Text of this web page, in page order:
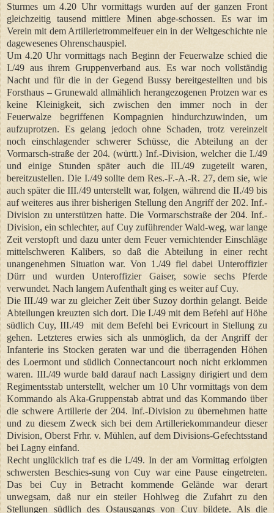
Sturmes um 4.20 Uhr vormittags wurden auf der ganzen Front
gleichzeitig tausend mittlere Minen abge-schossen. Es war im
Verein mit dem Artillerietrommelfeuer ein in der Weltgeschichte nie
dagewesenes Ohrenschauspiel.
Um 4.20 Uhr vormittags nach Beginn der Feuerwalze schied die
I./49 aus ihrem Gruppenverband aus. Es war noch vollständig
Nacht und für die in der Gegend Bussy bereitgestellten und bis
Forsthaus – Grunewald allmählich herangezogenen Protzen war es
keine Kleinigkeit, sich zwischen den immer noch in der
Feuerwalze begriffenen Kompagnien hindurchzuwinden, um
aufzuprotzen. Es gelang jedoch ohne Schaden, trotz vereinzelt
noch einschlagender schwerer Schüsse, die Abteilung an der
Vormarsch-straße der 204. (württ.) Inf.-Division, welcher die I./49
und einige Stunden später auch die III./49 zugeteilt waren,
bereitzustellen. Die I./49 sollte dem Res.-F.-A.-R. 27, dem sie, wie
auch später die III./49 unterstellt war, folgen, während die II./49 bis
auf weiteres aus ihrer bisherigen Stellung den Angriff der 202. Inf.-
Division zu unterstützen hatte. Die Vormarschstraße der 204. Inf.-
Division, ein schlechter, auf Cuy zuführender Wald-weg, war lange
Zeit verstopft und dazu unter dem Feuer vernichtender Einschläge
mittelschweren Kalibers, so daß die Abteilung in einer recht
unangenehmen Situation war. Von 1./49 fiel dabei Unteroffizier
Dürr und wurden Unteroffizier Gaiser, sowie sechs Pferde
verwundet. Nach langem Aufenthalt ging es weiter auf Cuy.
Die III./49 war zu gleicher Zeit über Suzoy dorthin gelangt. Beide
Abteilungen kreuzten sich dort. Die I./49 mit dem Befehl auf Höhe
südlich Cuy, III./49
mit dem Befehl bei Evricourt in Stellung zu
gehen. Letzteres erwies sich als unmöglich, da der Angriff der
Infanterie ins Stocken geraten war und die überragenden Höhen
des Loermont und südlich Connectancourt noch nicht erklommen
waren. III./49 wurde bald darauf nach Lassigny dirigiert und dem
Regimentsstab unterstellt, welcher um 10 Uhr vormittags von dem
Kommando als Aka-Gruppenstab abtrat und das Kommando über
die schwere Artillerie der 204. Inf.-Division zu übernehmen hatte
und zu diesem Zweck sich bei dem Artilleriekommandeur dieser
Division, Oberst Frhr. v. Mühlen, auf dem Divisions-Gefechtsstand
bei Lagny einfand.
Recht unglücklich traf es die I./49. In der am Vormittag erfolgten
schwersten Beschies-sung von Cuy war eine Pause eingetreten.
Das bei Cuy in Betracht kommende Gelände war derart
unwegsam, daß nur ein steiler Hohlweg die Zufahrt zu den
Stellungen südlich des Ostausgangs von Cuy bildete. Als die